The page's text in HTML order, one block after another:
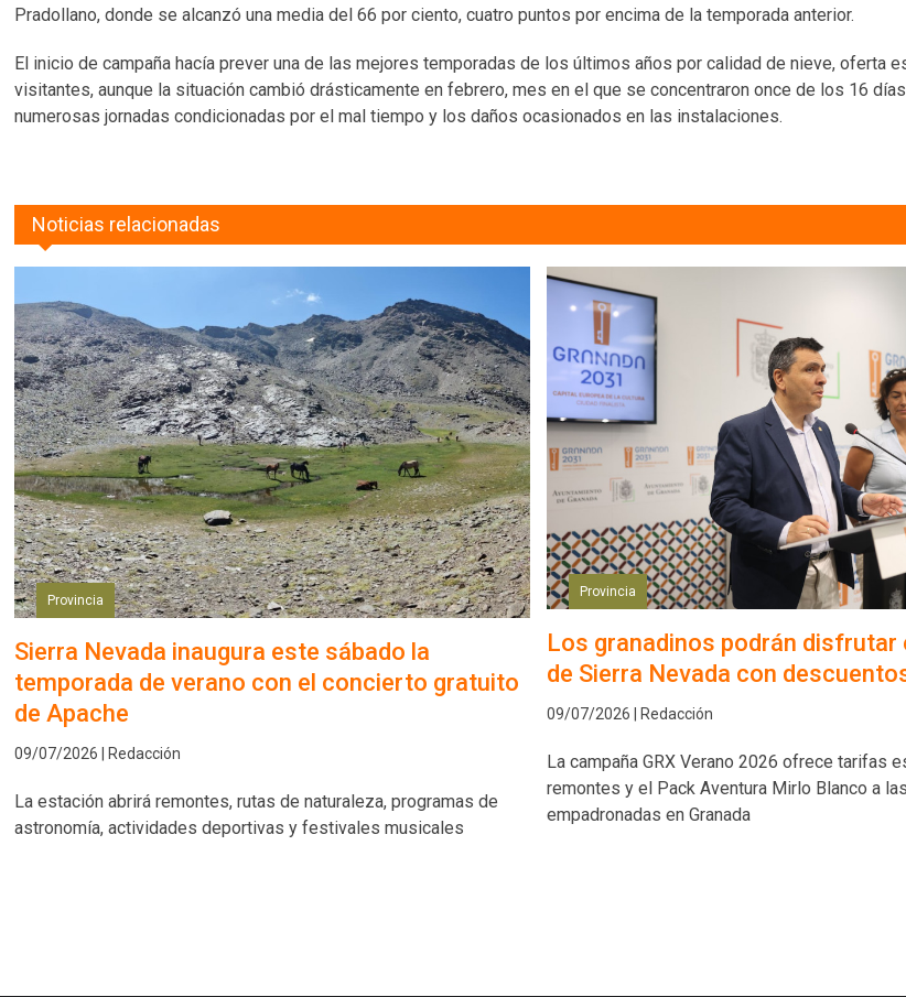
Pradollano, donde se alcanzó una media del 66 por ciento, cuatro puntos por encima de la temporada anterior.
El inicio de campaña hacía prever una de las mejores temporadas de los últimos años por calidad de nieve, oferta
visitantes, aunque la situación cambió drásticamente en febrero, mes en el que se concentraron once de los 16
numerosas jornadas condicionadas por el mal tiempo y los daños ocasionados en las instalaciones.
Noticias relacionadas
Provincia
Sierra Nevada inaugura este sábado la
temporada de verano con el concierto gratuito
de Apache
09/07/2026 | Redacción
La estación abrirá remontes, rutas de naturaleza, programas de
astronomía, actividades deportivas y festivales musicales
Provincia
Los granadinos podrán disfrutar
de Sierra Nevada con
09/07/2026 | Redacción
La campaña GRX Verano 2026 ofrece tarifas
remontes y el Pack Aventura Mirlo Blanco a
empadronadas en Granada